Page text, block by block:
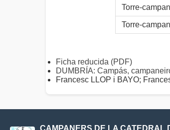
Torre-
Torre-
Ficha reducida (PDF)
DUMBRÍA: Campás,
Francesc LLOP i BAYO;